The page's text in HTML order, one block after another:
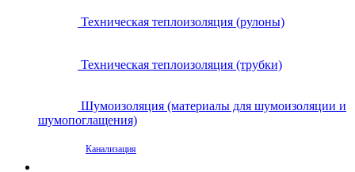
Техническая теплоизоляция (рулоны)
Техническая теплоизоляция (трубки)
Шумоизоляция (материалы для шумоизоляции и
шумопоглащения)
Канализация